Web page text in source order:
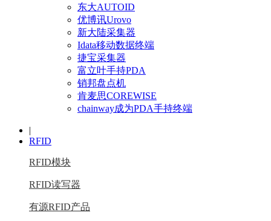
东大AUTOID
优博讯Urovo
新大陆采集器
Idata移动数据终端
捷宝采集器
富立叶手持PDA
销邦盘点机
肯麦思COREWISE
chainway成为PDA手持终端
|
RFID
RFID模块
RFID读写器
有源RFID产品